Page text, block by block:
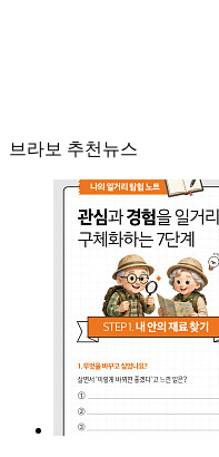
브라보 추천뉴스